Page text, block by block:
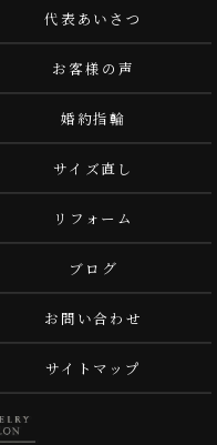
代表あいさつ
お客様の声
婚約指輪
サイズ直し
リフォーム
ブログ
お問い合わせ
サイトマップ